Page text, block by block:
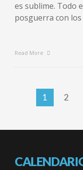
es sublime. Todo
posguerra con
Read More
1 2